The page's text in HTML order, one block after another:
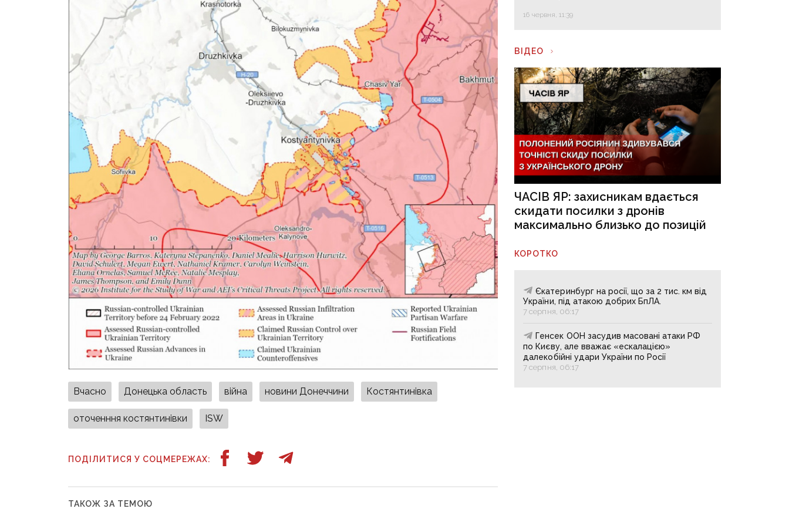
Вчасно Донецька область війна новини Донеччини Костянтинівка
оточенння костянтинівки ISW
ПОДІЛИТИСЯ У СОЦМЕРЕЖАХ:
ТАКОЖ ЗА ТЕМОЮ
16 червня, 11:39
ВІДЕО
ЧАСІВ ЯР: захисникам вдається
скидати посилки з дронів
максимально близько до позицій
КОРОТКО
Єкатеринбург на росії, що за 2 тис. км від
України, під атакою добрих БпЛА.
7 серпня, 06:17
Генсек ООН засудив масовані атаки РФ
по Києву, але вважає «ескалацією»
далекобійні удари України по Росії
7 серпня, 06:17